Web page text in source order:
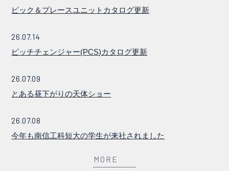
ピック＆プレースユニットカタログ更新
26.07.14
ピッチチェンジャー(PCS)カタログ更新
26.07.09
とある昼下がりの天体ショー
26.07.08
今年も南信工科短大の学生が来社されました
MORE